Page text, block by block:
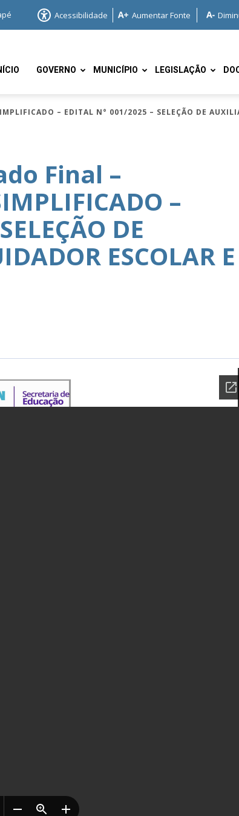
Acessibilidade Aumentar Fonte
GOVERNO MUNICÍPIO LEGISLAÇÃO
– EDITAL N° 001/2025 – SELEÇÃO DE
Final –
–
DE
ESCOLAR E